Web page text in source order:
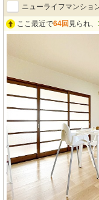
ニューライフマンショ
ここ最近で64回 見られ、